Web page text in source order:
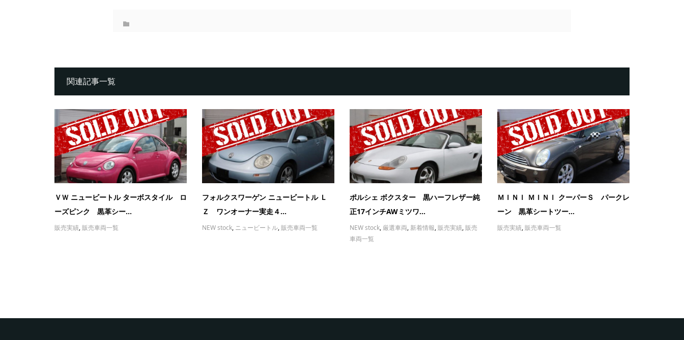
関連記事一覧
ＶＷ ニュービートル ターボスタイル ロ
ーズピンク 黒革シー...
販売実績,販売車両一覧
フォルクスワーゲン ニュービートル Ｌ
Ｚ ワンオーナー実走４...
NEW stock, ニュービートル,販売車両一覧
ポルシェ ボクスター 黒ハーフレザー純
正17インチAWミツワ...
NEW stock, 厳選車両, 新着情報,販売実績,販売
車両一覧
ＭＩＮＩ ＭＩＮＩ クーパーＳ パークレ
ーン 黒革シートツー...
販売実績,販売車両一覧